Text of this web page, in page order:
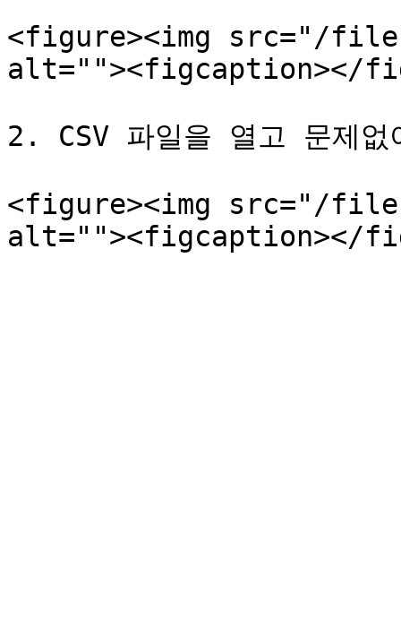
<figure><img src="/files/
alt=""><figcaption></
2. CSV 파일을 열고 문제없
<figure><img src="/files/